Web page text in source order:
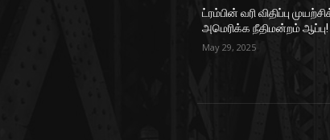
ட்ரம்பின் வரி விதிப்பு
அமெரிக்க நீதிமன்றம் ஆப்பு!
May 29, 2025